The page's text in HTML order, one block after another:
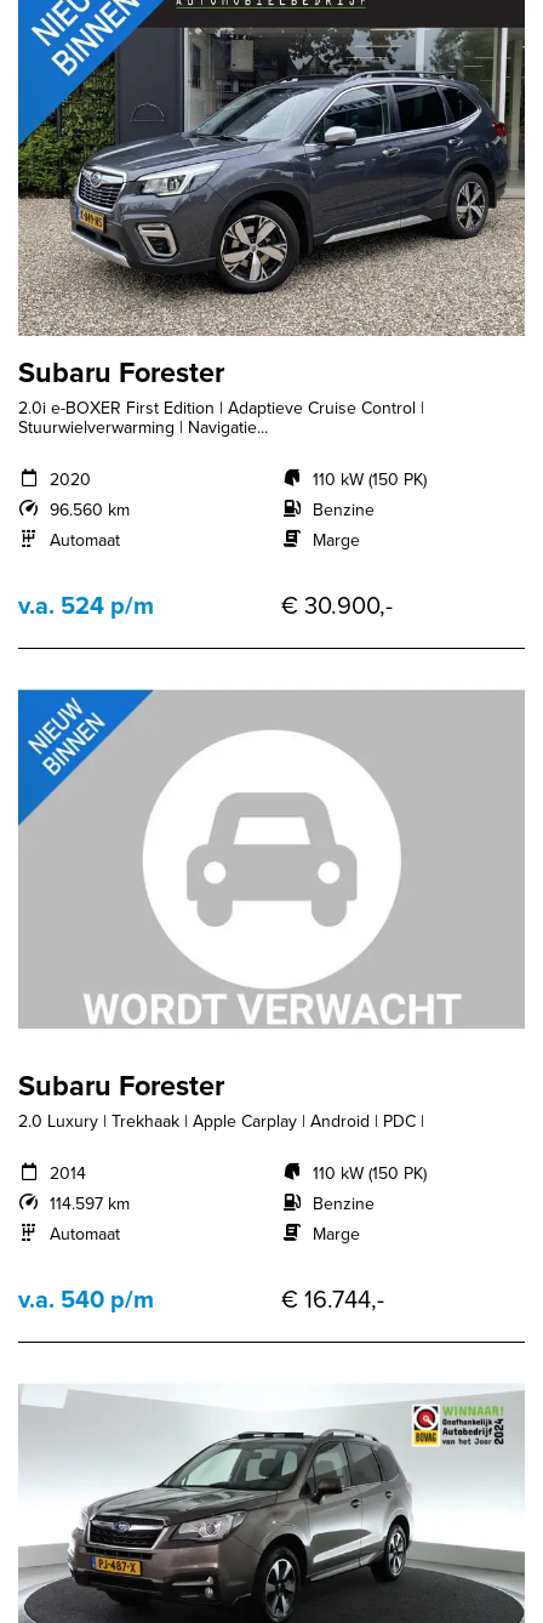
Subaru Forester
2.0i e-BOXER First Edition | Adaptieve Cruise Control |
Stuurwielverwarming | Navigatie...
2020
96.560 km
Automaat
110 kW (150 PK)
Benzine
Marge
v.a. 524 p/m € 30.900,-
Subaru Forester
2.0 Luxury | Trekhaak | Apple Carplay | Android | PDC |
2014
114.597 km
Automaat
110 kW (150 PK)
Benzine
Marge
v.a. 540 p/m € 16.744,-